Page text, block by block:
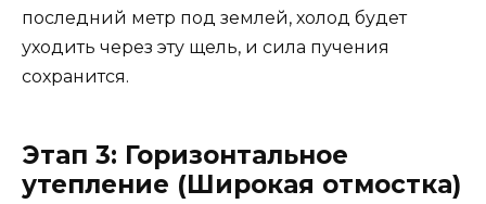
последний метр под землей, холод будет
уходить через эту щель, и сила пучения
сохранится.
Этап 3: Горизонтальное
утепление (Широкая отмостка)